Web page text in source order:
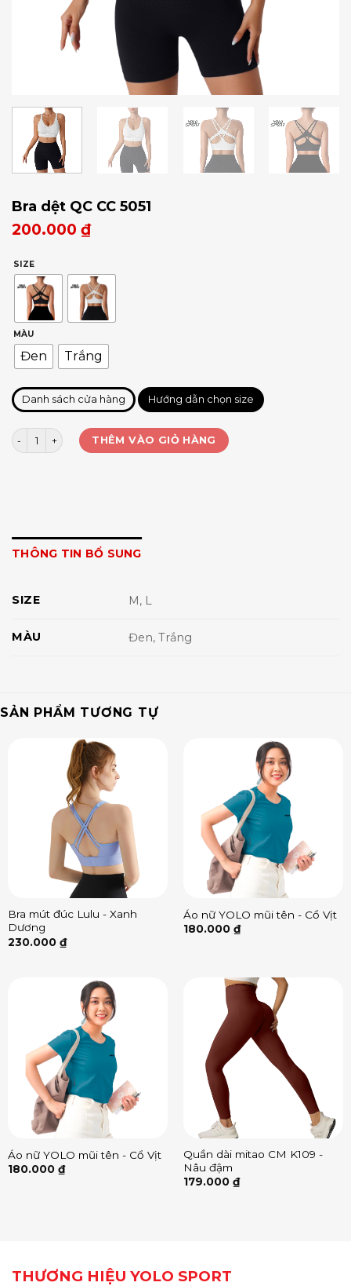
Bra dệt QC CC 5051
200.000 ₫
SIZE
MÀU
Đen Trắng
Danh sách cửa hàng Hướng dẫn chọn size
Bra dệt QC CC 5051 số lượngTHÊM VÀO GIỎ HÀNG
THÔNG TIN BỔ SUNG
SIZE M, L
MÀU Đen, Trắng
SẢN PHẨM TƯƠNG TỰ
Bra mút đúc Lulu - Xanh
Dương
230.000 ₫
Áo nữ YOLO mũi tên - Cổ Vịt
180.000 ₫
Áo nữ YOLO mũi tên - Cổ Vịt
180.000 ₫
Quần dài mitao CM K109 -
Nâu đậm
179.000 ₫
THƯƠNG HIỆU YOLO SPORT